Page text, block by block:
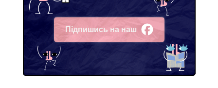
Підпишись на наш
Facebook